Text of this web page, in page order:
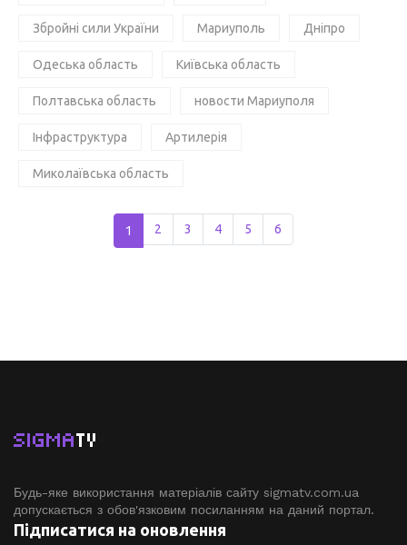
Збройні сили України Мариуполь Дніпро
Одеська область Київська область
Полтавська область новости Мариуполя
Інфраструктура Артилерія
Миколаївська область
1 2 3 4 5 6
SIGMATV
Будь-яке використання матеріалів сайту sigmatv.com.ua
допускається з обов'язковим посиланням на даний портал.
Підписатися на оновлення